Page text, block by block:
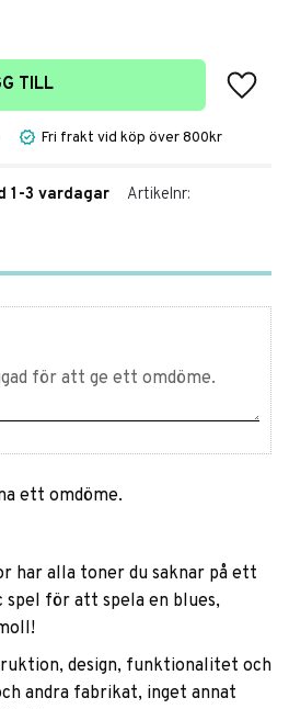
TILL
Lägg
Fri frakt vid köp över 800kr
1-3 vardagar
Artikelnr
ett omdöme.
har alla toner du saknar på ett
spel för att spela en blues,
design, funktionalitet och
andra fabrikat, inget annat